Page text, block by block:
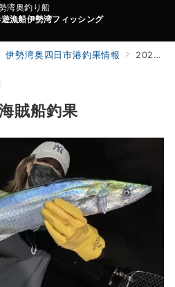
湾奥釣り船
漁船伊勢湾フィッシング
伊勢湾奥四日市港釣果情報 2024年8月24日海賊船釣果
賊船釣果